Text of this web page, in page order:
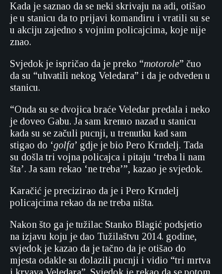
Kada je saznao da se neki skrivaju na adi, otišao
je u stanicu da to prijavi komandiru i vratili su se
u akciju zajedno s vojnim policajcima, koje nije
znao.
Svjedok je ispričao da je preko “motorole” čuo
da su “uhvatili nekog Veledara” i da je odveden u
stanicu.
“Onda su se dvojica braće Veledar predala i neko
je doveo Gabu. Ja sam krenuo nazad u stanicu
kada su se začuli pucnji, u trenutku kad sam
stigao do ‘golfa’ gdje je bio Pero Krndelj. Tada
su došla tri vojna policajca i pitaju ‘treba li nam
šta’. Ja sam rekao ‘ne treba’”, kazao je svjedok.
Karačić je precizirao da je i Pero Krndelj
policajcima rekao da ne treba ništa.
Nakon što ga je tužilac Stanko Blagić podsjetio
na izjavu koju je dao Tužilaštvu 2014. godine,
svjedok je kazao da je tačno da je otišao do
mjesta odakle su dolazili pucnji i vidio “tri mrtva